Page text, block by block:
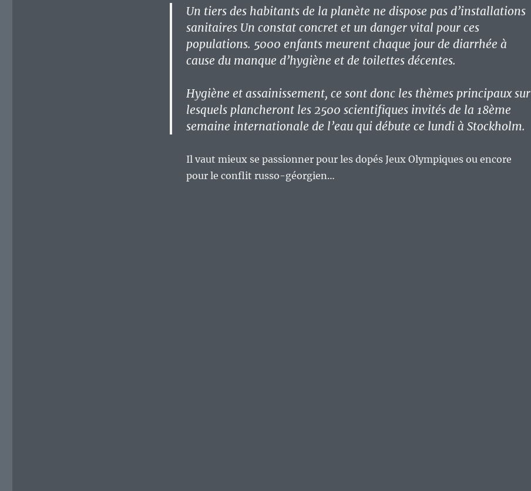
Un tiers des habitants de la planète ne dispose pas d’installations
sanitaires Un constat concret et un danger vital pour ces
populations. 5000 enfants meurent chaque jour de diarrhée à
cause du manque d’hygiène et de toilettes décentes.
Hygiène et assainissement, ce sont donc les thèmes principaux sur
lesquels plancheront les 2500 scientifiques invités de la 18ème
semaine internationale de l’eau qui débute ce lundi à Stockholm.
Il vaut mieux se passionner pour les dopés Jeux Olympiques ou encore
pour le conflit russo-géorgien…